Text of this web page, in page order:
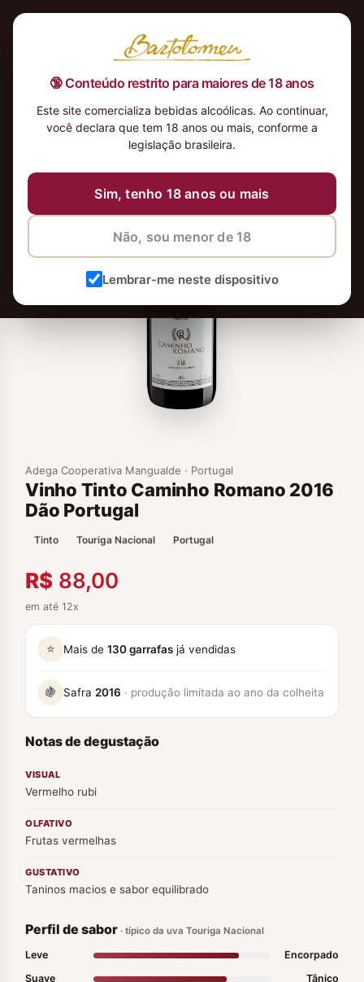
🔞 Conteúdo restrito para maiores de 18 anos
Este site comercializa bebidas alcoólicas. Ao continuar,
você declara que tem 18 anos ou mais, conforme a
legislação brasileira.
Sim, tenho 18 anos ou mais
Não, sou menor de 18
Lembrar-me neste dispositivo
Adega Cooperativa Mangualde · Portugal
Vinho Tinto Caminho Romano 2016
Dão Portugal
Tinto Touriga Nacional Portugal
R$ 88,00
em até 12x
⭐ Mais de 130 garrafas já vendidas
🍇 Safra 2016 · produção limitada ao ano da colheita
Notas de degustação
VISUAL
Vermelho rubi
OLFATIVO
Frutas vermelhas
GUSTATIVO
Taninos macios e sabor equilibrado
Perfil de sabor · típico da uva Touriga Nacional
Leve
Encorpado
Suave
Tânico